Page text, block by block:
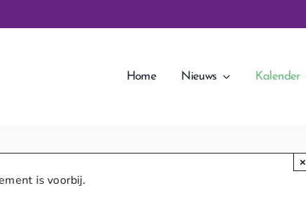
Home Nieuws Kalender
is voorbij.
×